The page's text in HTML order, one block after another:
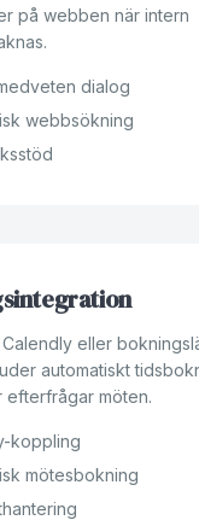
på webben när intern
dialog
webbsökning
eller
automatiskt
efterfrågar möten.
koppling
mötesbokning